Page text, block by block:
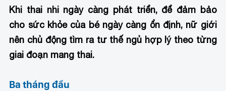
Khi thai nhi ngày càng phát triển, để đảm bảo
cho sức khỏe của bé ngày càng ổn định, nữ giới
nên chủ động tìm ra tư thế ngủ hợp lý theo từng
giai đoạn mang thai.
Ba tháng đầu